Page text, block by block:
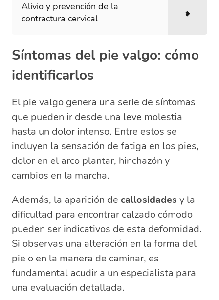
Alivio y prevención de la
contractura cervical
Síntomas del pie valgo: cómo
identificarlos
El pie valgo genera una serie de síntomas
que pueden ir desde una leve molestia
hasta un dolor intenso. Entre estos se
incluyen la sensación de fatiga en los pies,
dolor en el arco plantar, hinchazón y
cambios en la marcha.
Además, la aparición de callosidades y la
dificultad para encontrar calzado cómodo
pueden ser indicativos de esta deformidad.
Si observas una alteración en la forma del
pie o en la manera de caminar, es
fundamental acudir a un especialista para
una evaluación detallada.